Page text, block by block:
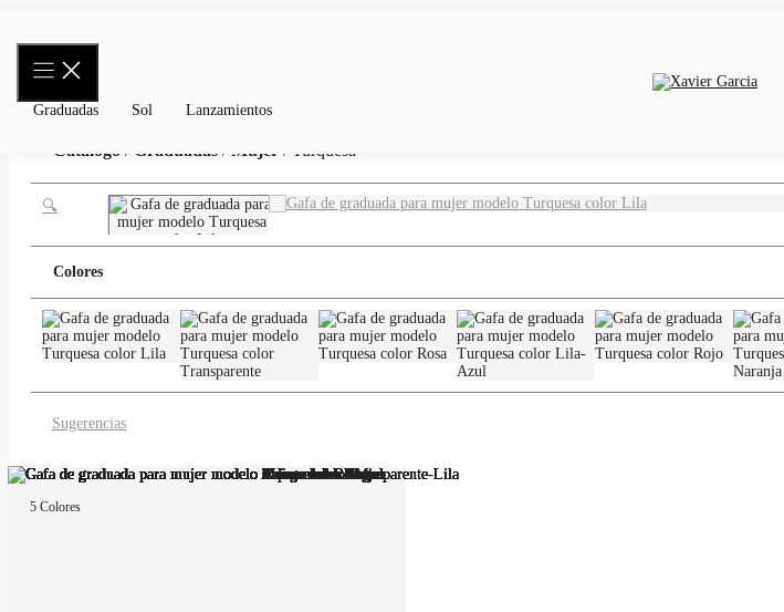
Graduadas Sol Lanzamientos
Catálogo / Graduadas / Mujer / Turquesa
🔍
Colores
Sugerencias
5 Colores